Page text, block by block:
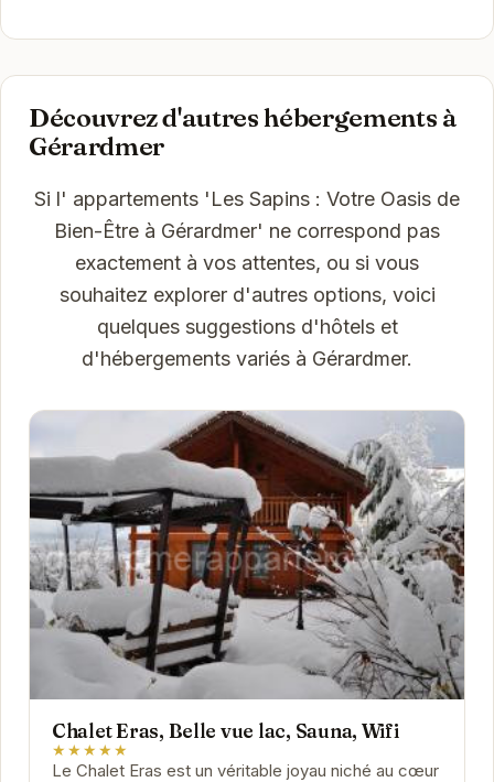
Découvrez d'autres hébergements à
Gérardmer
Si l' appartements 'Les Sapins : Votre Oasis de
Bien-Être à Gérardmer' ne correspond pas
exactement à vos attentes, ou si vous
souhaitez explorer d'autres options, voici
quelques suggestions d'hôtels et
d'hébergements variés à Gérardmer.
Chalet Eras, Belle vue lac, Sauna, Wifi
★★★★★
Le Chalet Eras est un véritable joyau niché au cœur